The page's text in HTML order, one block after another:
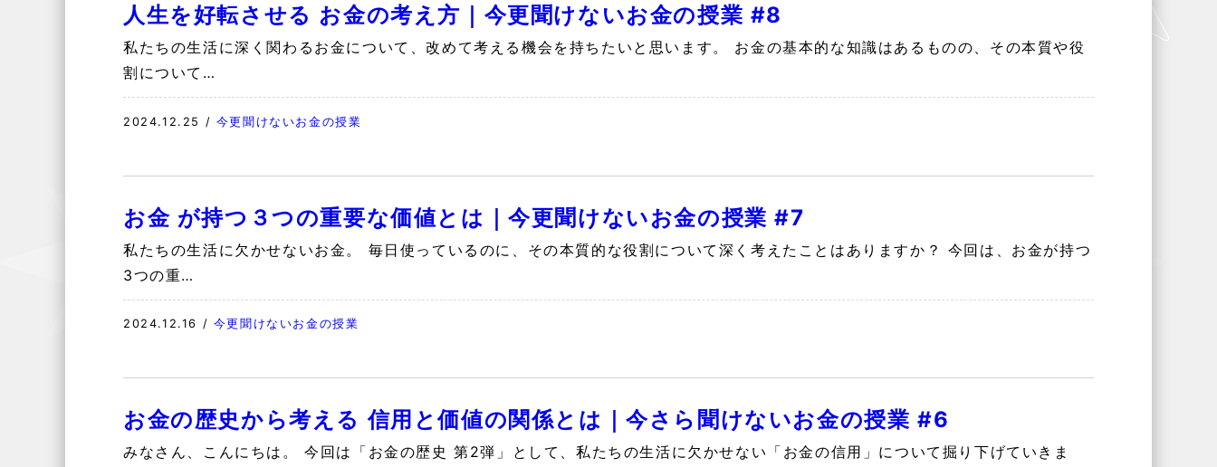
人生を好転させる お金の考え方｜今更聞けないお金の授業 #8
私たちの生活に深く関わるお金について、改めて考える機会を持ちたいと思います。 お金の基本的な知識はあるものの、その本質や役
割について…
2024.12.25 / 今更聞けないお金の授業
お金 が持つ３つの重要な価値とは｜今更聞けないお金の授業 #7
私たちの生活に欠かせないお金。 毎日使っているのに、その本質的な役割について深く考えたことはありますか？ 今回は、お金が持つ
3つの重…
2024.12.16 / 今更聞けないお金の授業
お金の歴史から考える 信用と価値の関係とは｜今さら聞けないお金の授業 #6
みなさん、こんにちは。 今回は「お金の歴史 第2弾」として、私たちの生活に欠かせない「お金の信用」について掘り下げていきま